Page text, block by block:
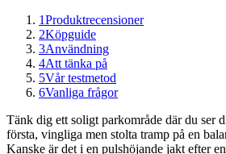
1Produktrecensioner
2Köpguide
3Användning
4Att tänka på
5Vår testmetod
6Vanliga frågor
Tänk dig ett soligt parkområde där du ser
första, vingliga men stolta tramp på en
Kanske är det i en pulshöjande jakt efter